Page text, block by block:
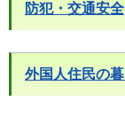
防犯・交通安全
外国人住民の